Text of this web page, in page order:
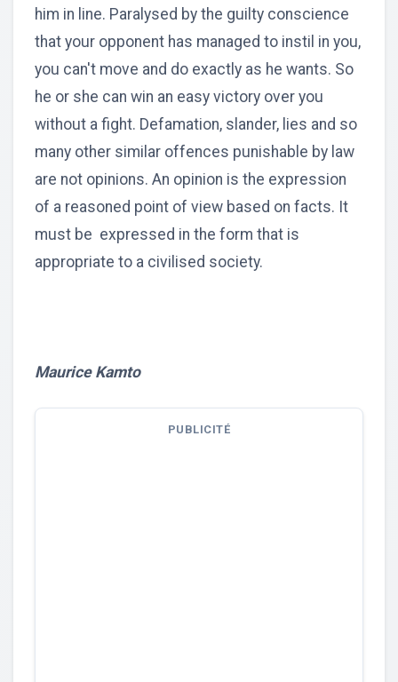
him in line. Paralysed by the guilty conscience
that your opponent has managed to instil in you,
you can't move and do exactly as he wants. So
he or she can win an easy victory over you
without a fight. Defamation, slander, lies and so
many other similar offences punishable by law
are not opinions. An opinion is the expression
of a reasoned point of view based on facts. It
must be expressed in the form that is
appropriate to a civilised society.
Maurice Kamto
PUBLICITÉ